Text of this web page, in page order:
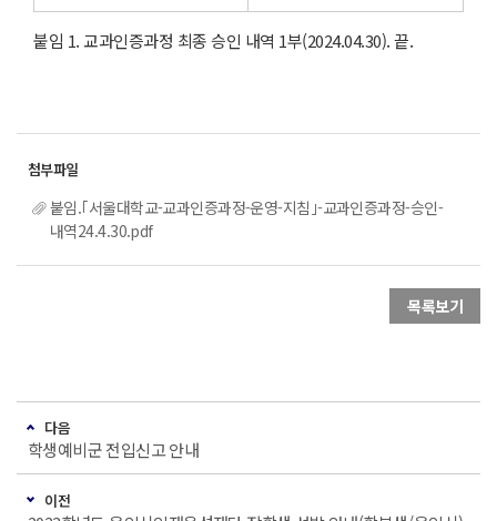
붙임 1. 교과인증과정 최종 승인 내역 1부(2024.04.30). 끝.
붙임.｢서울대학교-교과인증과정-운영-지침｣-교과인증과정-승인-
내역24.4.30.pdf
목록보기
다음
학생예비군 전입신고 안내
이전